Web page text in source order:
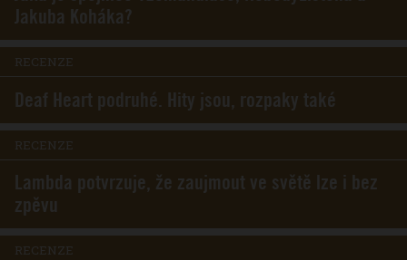
Jakuba Koháka?
RECENZE
Deaf Heart podruhé. Hity jsou, rozpaky také
RECENZE
Lambda potvrzuje, že zaujmout ve světě lze i bez
zpěvu
RECENZE